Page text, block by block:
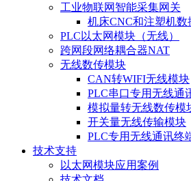
工业物联网智能采集网关
机床CNC和注塑机数
PLC以太网模块（无线）
跨网段网络耦合器NAT
无线数传模块
CAN转WIFI无线模块
PLC串口专用无线通
模拟量转无线数传模
开关量无线传输模块
PLC专用无线通讯终
技术支持
以太网模块应用案例